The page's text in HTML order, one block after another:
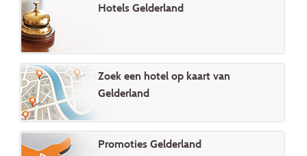
Hotels Gelderland
Zoek een hotel op kaart van
Gelderland
Promoties Gelderland